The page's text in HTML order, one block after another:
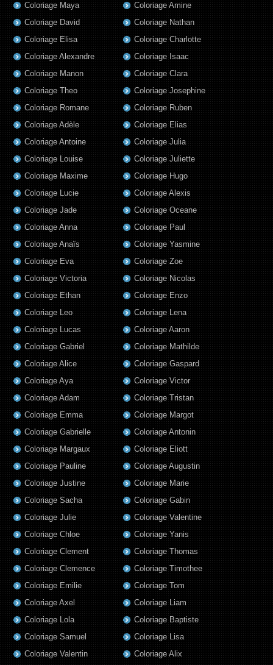
Coloriage Maya
Coloriage David
Coloriage Elisa
Coloriage Alexandre
Coloriage Manon
Coloriage Theo
Coloriage Romane
Coloriage Adèle
Coloriage Antoine
Coloriage Louise
Coloriage Maxime
Coloriage Lucie
Coloriage Jade
Coloriage Anna
Coloriage Anaïs
Coloriage Eva
Coloriage Victoria
Coloriage Ethan
Coloriage Leo
Coloriage Lucas
Coloriage Gabriel
Coloriage Alice
Coloriage Aya
Coloriage Adam
Coloriage Emma
Coloriage Gabrielle
Coloriage Amine
Coloriage Nathan
Coloriage Charlotte
Coloriage Isaac
Coloriage Clara
Coloriage Josephine
Coloriage Ruben
Coloriage Elias
Coloriage Julia
Coloriage Juliette
Coloriage Hugo
Coloriage Alexis
Coloriage Oceane
Coloriage Paul
Coloriage Yasmine
Coloriage Zoe
Coloriage Nicolas
Coloriage Enzo
Coloriage Lena
Coloriage Aaron
Coloriage Mathilde
Coloriage Gaspard
Coloriage Victor
Coloriage Tristan
Coloriage Margot
Coloriage Antonin
Coloriage Margaux
Coloriage Pauline
Coloriage Justine
Coloriage Sacha
Coloriage Julie
Coloriage Chloe
Coloriage Clement
Coloriage Clemence
Coloriage Emilie
Coloriage Axel
Coloriage Lola
Coloriage Samuel
Coloriage Valentin
Coloriage Eliott
Coloriage Augustin
Coloriage Marie
Coloriage Gabin
Coloriage Valentine
Coloriage Yanis
Coloriage Thomas
Coloriage Timothee
Coloriage Tom
Coloriage Liam
Coloriage Baptiste
Coloriage Lisa
Coloriage Alix